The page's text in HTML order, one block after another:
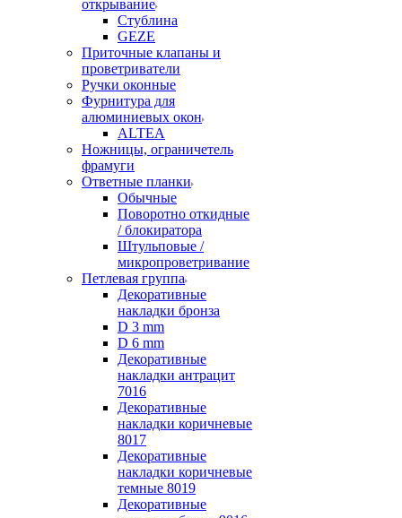
открывание
Стублина
GEZE
Приточные клапаны и
проветриватели
Ручки оконные
Фурнитура для
алюминиевых окон
ALTEA
Ножницы, ограничетель
фрамуги
Ответные планки
Обычные
Поворотно откидные
/ блокиратора
Штульповые /
микропроветривание
Петлевая группа
Декоративные
накладки бронза
D 3 mm
D 6 mm
Декоративные
накладки антрацит
7016
Декоративные
накладки коричневые
8017
Декоративные
накладки коричневые
темные 8019
Декоративные